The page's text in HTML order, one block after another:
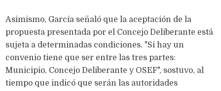
Asimismo, García señaló que la aceptación de la
propuesta presentada por el Concejo Deliberante está
sujeta a determinadas condiciones. "Si hay un
convenio tiene que ser entre las tres partes:
Municipio, Concejo Deliberante y OSEF", sostuvo, al
tiempo que indicó que serán las autoridades